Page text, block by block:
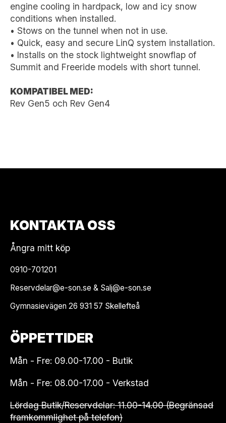
engine cooling in hardpack, low and icy snow
conditions when installed.
• Stows on the tunnel when not in use.
• Quick, easy and secure LinQ system installation.
• Installs on the stock lightweight snowflap of
Summit and Freeride models with short tunnel.
KOMPATIBEL MED:
Rev Gen5 och Rev Gen4
KONTAKTA OSS
Ångra mitt köp
0910-701201
Reservdelar@e-son.se & Salj@e-son.se
Gymnasievägen 26 931 57 Skellefteå
ÖPPETTIDER
Mån - Fre: 09.00-17.00 - Butik
Mån - Fre: 08.00-17.00 - Verkstad
Lördag Butik/Reservdelar: 11.00-14.00 (Begränsad
framkommlighet på telefon)